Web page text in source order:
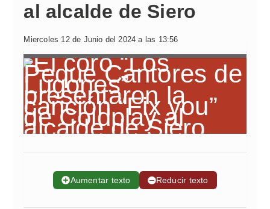
al alcalde de Siero
Miercoles 12 de Junio del 2024 a las 13:56
➕Aumentar texto ➖Reducir texto